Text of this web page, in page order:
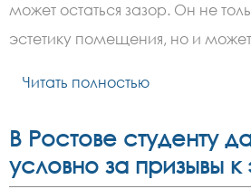
и
может остаться зазор. Он не
эстетику помещения, но и
Читать полностью
В Ростове студенту
условно за призывы